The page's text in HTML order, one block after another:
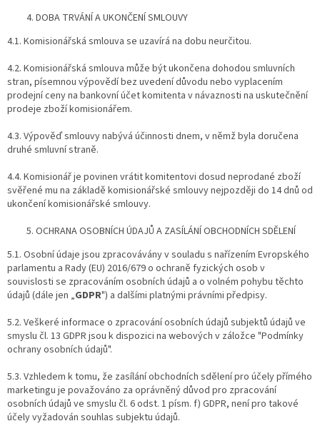
DOBA TRVÁNÍ A UKONČENÍ SMLOUVY
4.1. Komisionářská smlouva se uzavírá na dobu neurčitou.
4.2. Komisionářská smlouva může být ukončena dohodou smluvních
stran, písemnou výpovědí bez uvedení důvodu nebo vyplacením
prodejní ceny na bankovní účet komitenta v návaznosti na uskutečnění
prodeje zboží komisionářem.
4.3. Výpověď smlouvy nabývá účinnosti dnem, v němž byla doručena
druhé smluvní straně.
4.4. Komisionář je povinen vrátit komitentovi dosud neprodané zboží
svěřené mu na základě komisionářské smlouvy nejpozději do 14 dnů od
ukončení komisionářské smlouvy.
OCHRANA OSOBNÍCH ÚDAJŮ A ZASÍLÁNÍ OBCHODNÍCH SDĚLENÍ
5.1. Osobní údaje jsou zpracovávány v souladu s nařízením Evropského
parlamentu a Rady (EU) 2016/679 o ochraně fyzických osob v
souvislosti se zpracováním osobních údajů a o volném pohybu těchto
údajů (dále jen „GDPR") a dalšími platnými právními předpisy.
5.2. Veškeré informace o zpracování osobních údajů subjektů údajů ve
smyslu čl. 13 GDPR jsou k dispozici na webových v záložce "Podmínky
ochrany osobních údajů".
5.3. Vzhledem k tomu, že zasílání obchodních sdělení pro účely přímého
marketingu je považováno za oprávněný důvod pro zpracování
osobních údajů ve smyslu čl. 6 odst. 1 písm. f) GDPR, není pro takové
účely vyžadován souhlas subjektu údajů.